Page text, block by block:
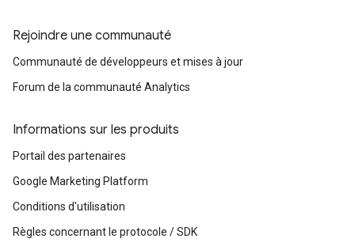
Rejoindre une communauté
Communauté de développeurs et mises à jour
Forum de la communauté Analytics
Informations sur les produits
Portail des partenaires
Google Marketing Platform
Conditions d'utilisation
Règles concernant le protocole / SDK